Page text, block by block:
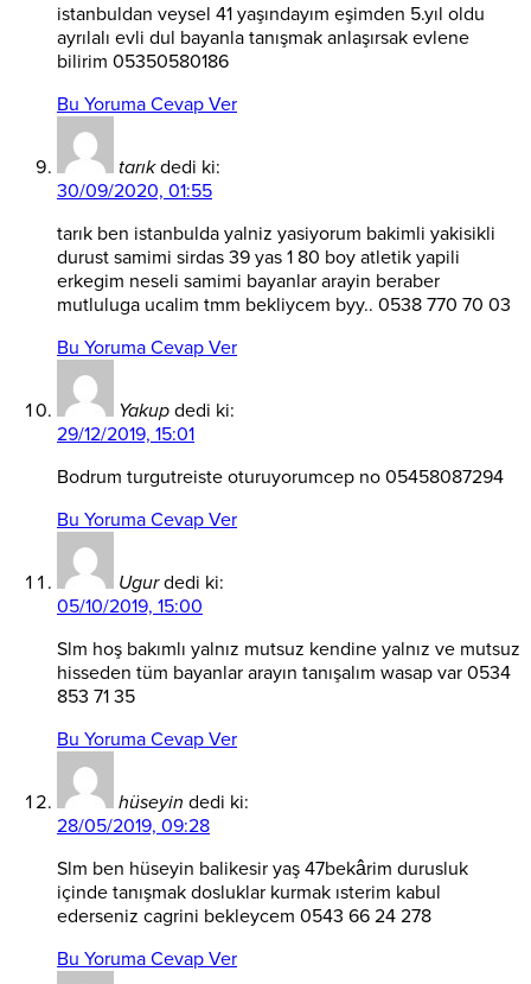
istanbuldan veysel 41 yaşındayım eşimden 5.yıl oldu
ayrılalı evli dul bayanla tanışmak anlaşırsak evlene
bilirim 05350580186
Bu Yoruma Cevap Ver
tarık dedi ki:
30/09/2020, 01:55
tarık ben istanbulda yalniz yasiyorum bakimli yakisikli
durust samimi sirdas 39 yas 1 80 boy atletik yapili
erkegim neseli samimi bayanlar arayin beraber
mutluluga ucalim tmm bekliycem byy.. 0538 770 70 03
Bu Yoruma Cevap Ver
Yakup dedi ki:
29/12/2019, 15:01
Bodrum turgutreiste oturuyorumcep no 05458087294
Bu Yoruma Cevap Ver
Ugur dedi ki:
05/10/2019, 15:00
Slm hoş bakımlı yalnız mutsuz kendine yalnız ve mutsuz
hisseden tüm bayanlar arayın tanışalım wasap var 0534
853 71 35
Bu Yoruma Cevap Ver
hüseyin dedi ki:
28/05/2019, 09:28
Slm ben hüseyin balikesir yaş 47bekârim durusluk
içinde tanışmak dosluklar kurmak ısterim kabul
ederseniz cagrini bekleycem 0543 66 24 278
Bu Yoruma Cevap Ver